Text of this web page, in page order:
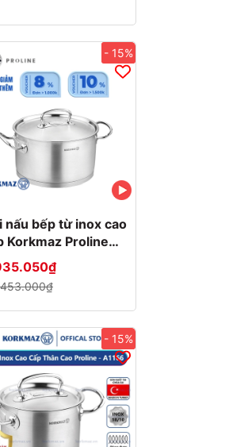
- 15%
nấu bếp từ inox cao
Korkmaz Proline
lít - Ø24x14cm -
- 15%